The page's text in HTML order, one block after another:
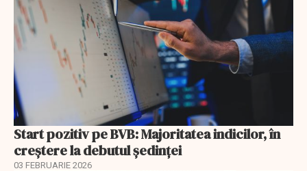
Start pozitiv pe BVB: Majoritatea indicilor, în
creştere la debutul şedinţei
03 FEBRUARIE 2026